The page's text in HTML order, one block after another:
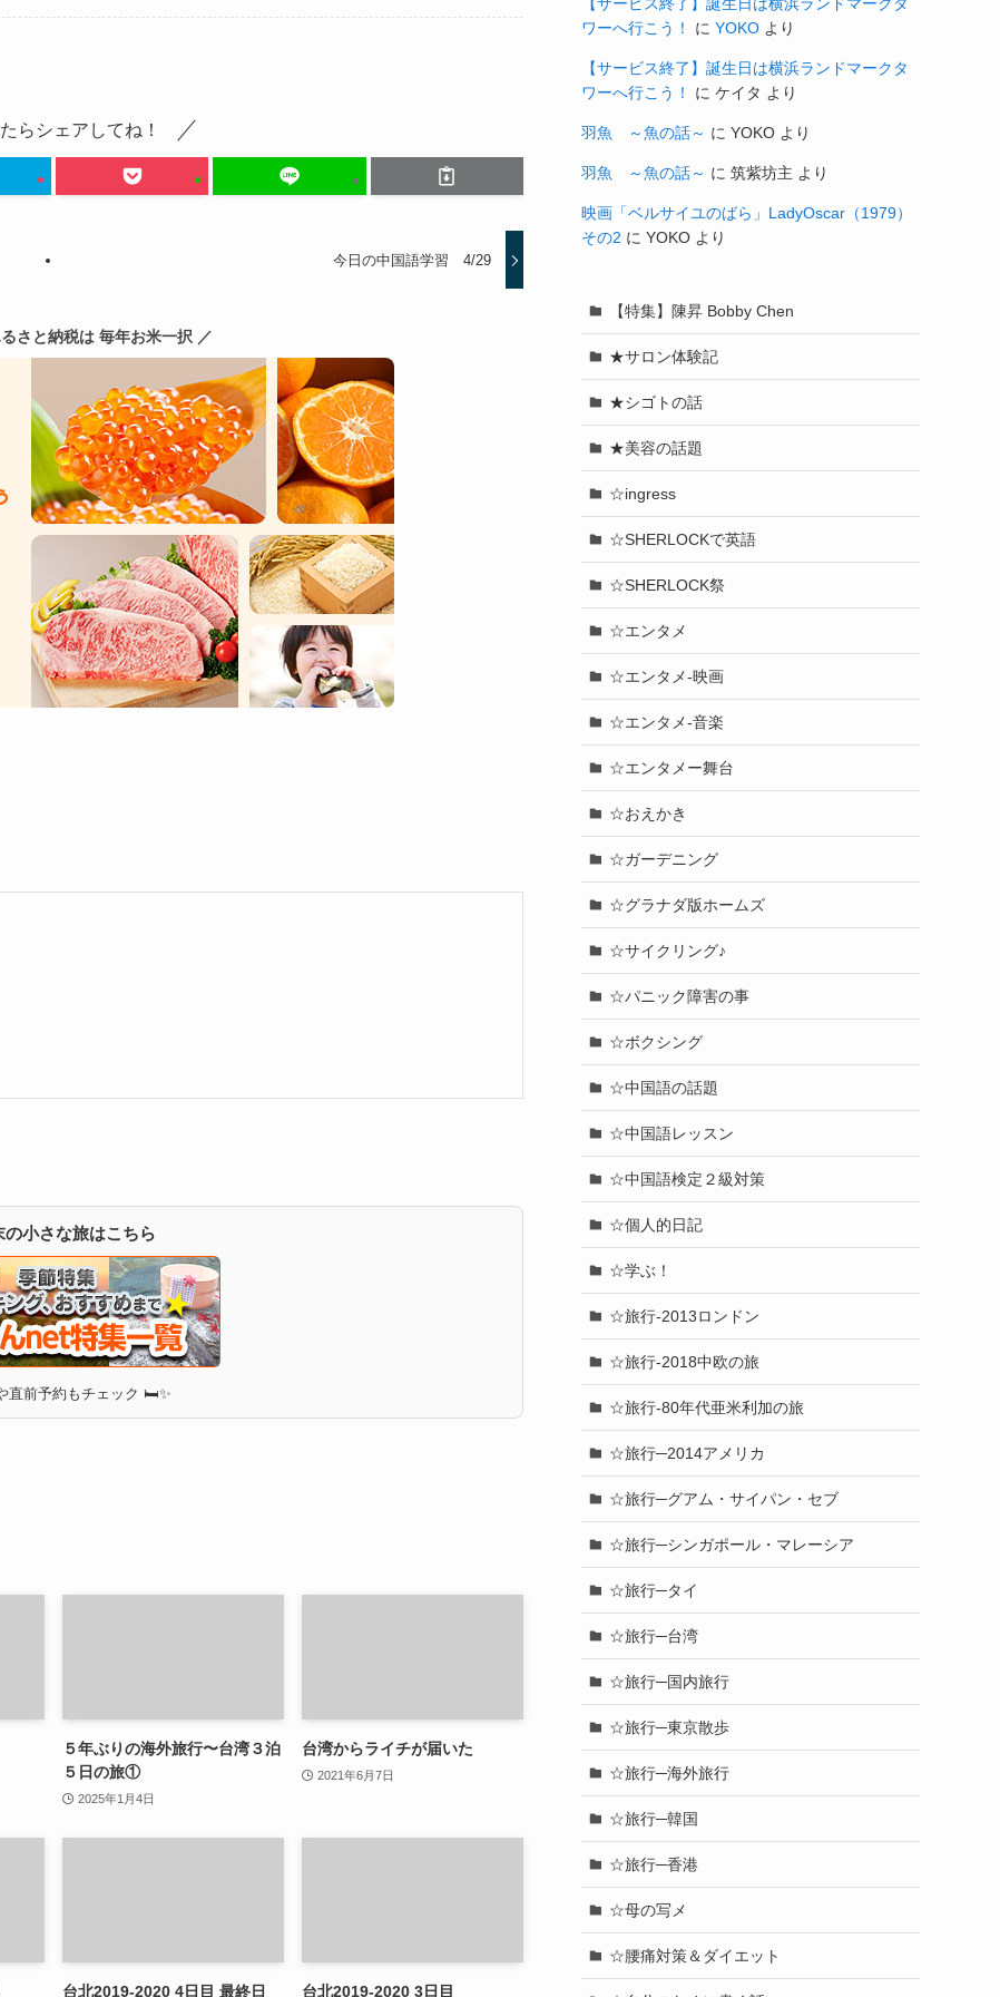
らシェアしてね！
今日の中国語学習 4/29
さと納税は 毎年お米一択 ／
の小さな旅はこちら
直前予約もチェック 🛏✨
５年ぶりの海外旅行〜台湾３泊
５日の旅①
2025年1月4日
台湾からライチが届いた
2021年6月7日
台北2019-2020 4日目 最終日 台北2019-2020 3日目
ワーへ行こう！
に YOKO より
【サービス終了】誕生日は横浜ランドマークタ
ワーへ行こう！
に ケイタ より
羽魚 ～魚の話～ に YOKO より
羽魚 ～魚の話～ に 筑紫坊主 より
映画「ベルサイユのばら」LadyOscar（1979）
その2 に YOKO より
【特集】陳昇 Bobby Chen
★サロン体験記
★シゴトの話
★美容の話題
☆ingress
☆SHERLOCKで英語
☆SHERLOCK祭
☆エンタメ
☆エンタメ-映画
☆エンタメ-音楽
☆エンタメー舞台
☆おえかき
☆ガーデニング
☆グラナダ版ホームズ
☆サイクリング♪
☆パニック障害の事
☆ボクシング
☆中国語の話題
☆中国語レッスン
☆中国語検定２級対策
☆個人的日記
☆学ぶ！
☆旅行-2013ロンドン
☆旅行-2018中欧の旅
☆旅行-80年代亜米利加の旅
☆旅行─2014アメリカ
☆旅行─グアム・サイパン・セブ
☆旅行─シンガポール・マレーシア
☆旅行─タイ
☆旅行─台湾
☆旅行─国内旅行
☆旅行─東京散歩
☆旅行─海外旅行
☆旅行─韓国
☆旅行─香港
☆母の写メ
☆腰痛対策＆ダイエット